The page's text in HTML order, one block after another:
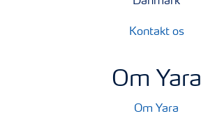
Kontakt os
Om Yara
Om Yara